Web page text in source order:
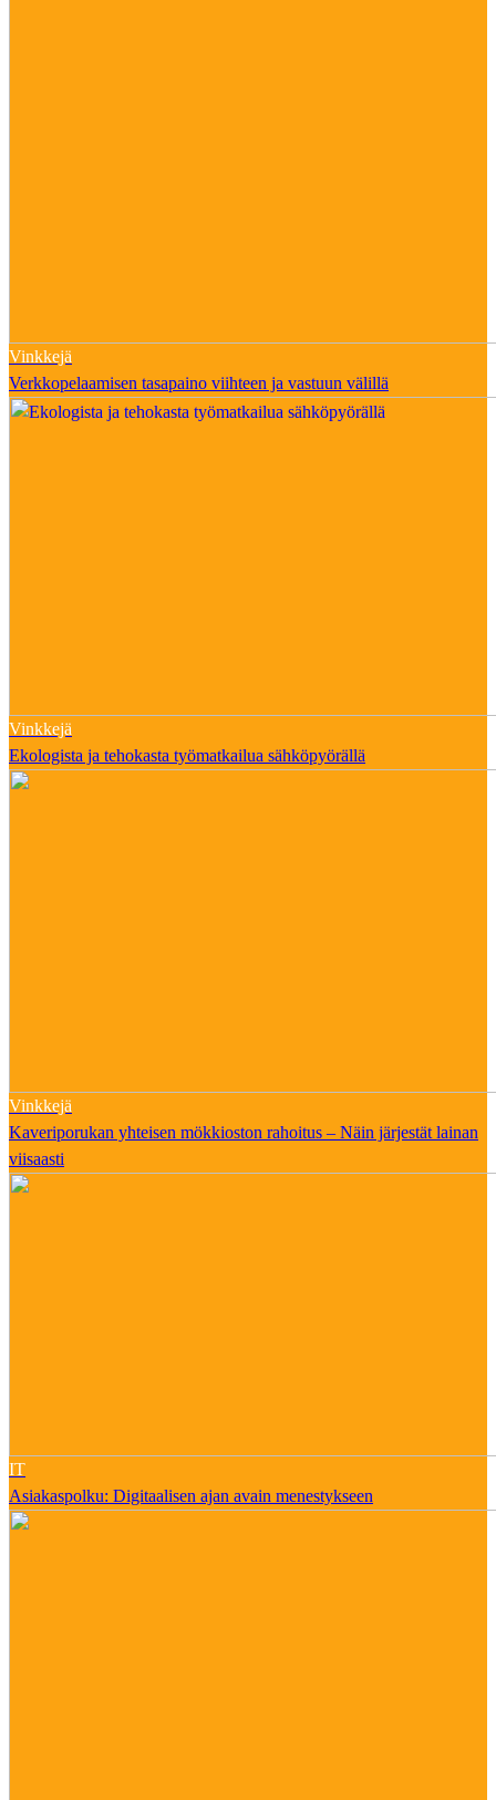
Vinkkejä
Verkkopelaamisen tasapaino viihteen ja vastuun välillä
Vinkkejä
Ekologista ja tehokasta työmatkailua sähköpyörällä
Vinkkejä
Kaveriporukan yhteisen mökkioston rahoitus – Näin järjestät lainan
viisaasti
IT
Asiakaspolku: Digitaalisen ajan avain menestykseen